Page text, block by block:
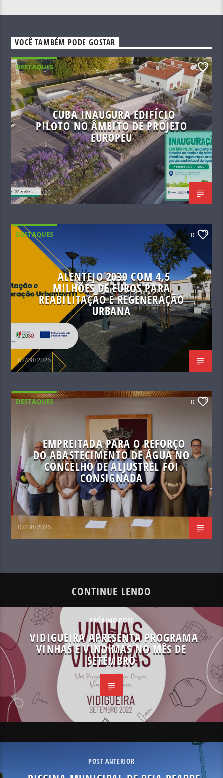
VOCÊ TAMBÉM PODE GOSTAR
DESTAQUES 0
CUBA INAUGURA EDIFÍCIO
PILOTO NO ÂMBITO DE PROJETO
EUROPEU
07/08/2026
DESTAQUES 0
ALENTEJO 2030 COM 4,5
MILHÕES DE EUROS PARA
REABILITAÇÃO E REGENERAÇÃO
URBANA
07/08/2026
DESTAQUES 0
EMPREITADA PARA O REFORÇO
DO ABASTECIMENTO DE ÁGUA NO
CONCELHO DE ALJUSTREL FOI
CONSIGNADA
07/08/2026
CONTINUE LENDO
PRÓXIMO POST
VIDIGUEIRA APRESENTA PROGRAMA
VINHAS E VINDIMAS NO MÊS DE
SETEMBRO
POST ANTERIOR